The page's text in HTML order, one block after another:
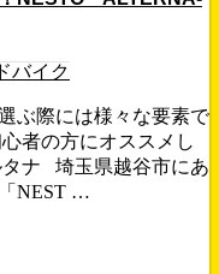
バイク
ぶ際には様々な要素で
者の方にオススメし
ナ 埼玉県越谷市にあ
NEST …